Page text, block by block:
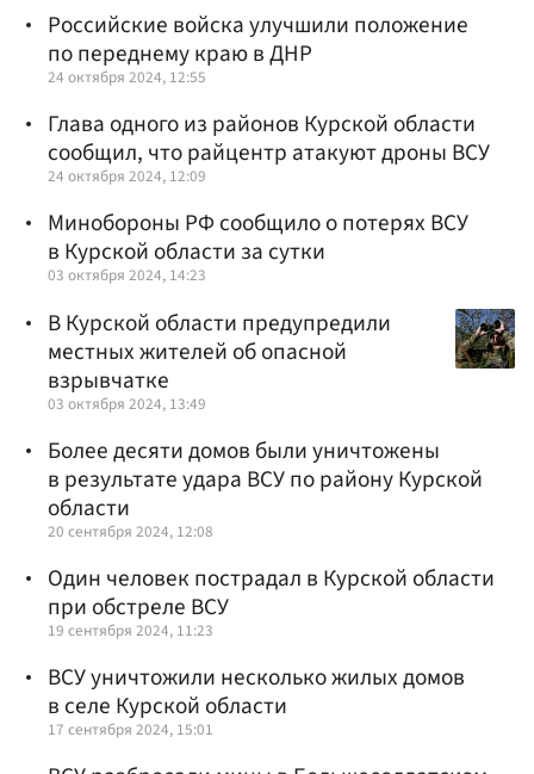
Российские войска улучшили положение
по переднему краю в ДНР
24 октября 2024, 12:55
Глава одного из районов Курской области
сообщил, что райцентр атакуют дроны ВСУ
24 октября 2024, 12:09
Минобороны РФ сообщило о потерях ВСУ
в Курской области за сутки
03 октября 2024, 14:23
В Курской области предупредили
местных жителей об опасной
взрывчатке
03 октября 2024, 13:49
Более десяти домов были уничтожены
в результате удара ВСУ по району Курской
области
20 сентября 2024, 12:08
Один человек пострадал в Курской области
при обстреле ВСУ
19 сентября 2024, 11:23
ВСУ уничтожили несколько жилых домов
в селе Курской области
17 сентября 2024, 15:01